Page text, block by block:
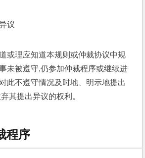
议
或理应知道本规则或仲裁协议中规
未被遵守,仍参加仲裁程序或继续进
此不遵守情况及时地、明示地提出
其提出异议的权利。
程序